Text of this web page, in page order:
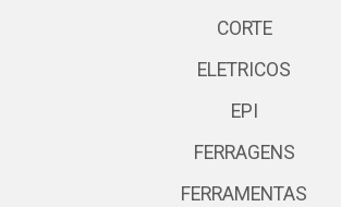
CORTE
ELETRICOS
EPI
FERRAGENS
FERRAMENTAS